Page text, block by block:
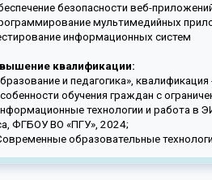
безопасности веб-
мультимедийных
информационных систем
квалификации:
и педагогика»,
обучения граждан с
технологии и работа в
ФГБОУ ВО «ПГУ», 2024;
образовательные